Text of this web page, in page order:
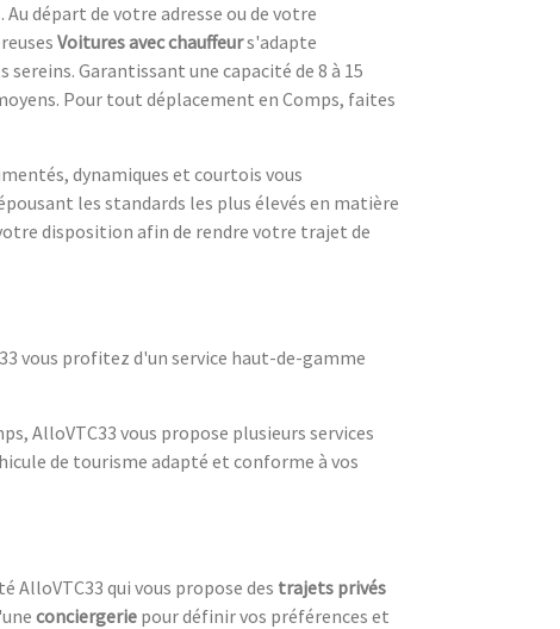
départ de votre adresse ou de votre
Voitures avec chauffeurs'adapte
Garantissant une capacité de 8 à 15
Pour tout déplacement en Comps, faites
dynamiques et courtois vous
les standards les plus élevés en matière
disposition afin de rendre votre trajet de
vous profitez d'un service haut-de-gamme
AlloVTC33 vous propose plusieurs services
de tourisme adapté et conforme à vos
AlloVTC33 qui vous propose des trajets privés
conciergerie pour définir vos préférences et